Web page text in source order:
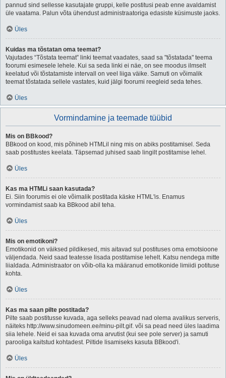
pannud sind sellesse kasutajate gruppi, kelle postitusi peab enne avaldamist
üle vaatama. Palun võta ühendust administraatoriga edasiste küsimuste jaoks.
Üles
Kuidas ma tõstatan oma teemat?
Vajutades “Tõstata teemat” linki teemat vaadates, saad sa "tõstatada" teema
foorumi esimesele lehele. Kui sa seda linki ei näe, on see moodus ilmselt
keelatud või tõstatamiste intervall on veel liiga väike. Samuti on võimalik
teemat tõstatada sellele vastates, kuid jälgi foorumi reegleid seda tehes.
Üles
Vormindamine ja teemade tüübid
Mis on BBkood?
BBkood on kood, mis põhineb HTMLil ning mis on abiks postitamisel. Seda
saab postitustes keelata. Täpsemad juhised saab lingilt postitamise lehel.
Üles
Kas ma HTMLi saan kasutada?
Ei. Siin foorumis ei ole võimalik postitada käske HTML'is. Enamus
vormindamist saab ka BBkood abil teha.
Üles
Mis on emotikoni?
Emotikonid on väiksed pildikesed, mis aitavad sul postituses oma emotsioone
väljendada. Neid saad teatesse lisada postitamise lehelt. Katsu nendega mitte
liialdada. Administraator on võib-olla ka määranud emotikonide limiidi potituse
kohta.
Üles
Kas ma saan pilte postitada?
Pilte saab postitusse kuvada, aga selleks peavad nad olema avalikus serveris,
näiteks http://www.sinudomeen.ee/minu-pilt.gif. või sa pead need üles laadima
siia lehele. Neid ei saa kuvada oma arvutist (kui see pole server) ja samuti
parooliga kaitstud kohtadest. Piltide lisamiseks kasuta BBkood'i.
Üles